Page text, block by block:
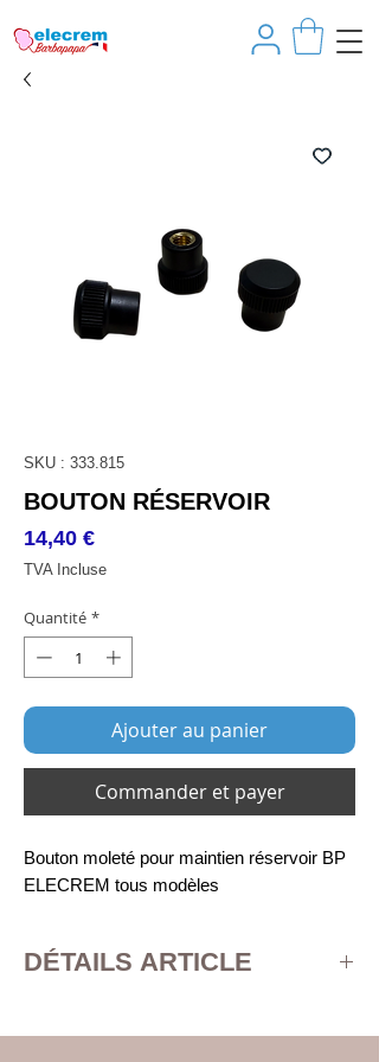
SKU : 333.815
BOUTON RÉSERVOIR
14,40 €Prix
TVA Incluse
Quantité *
Ajouter au panier
Commander et payer
Bouton moleté pour maintien réservoir BP
ELECREM tous modèles
DÉTAILS ARTICLE
vendu par jeu de 3